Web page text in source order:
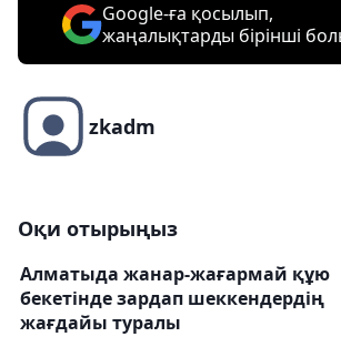
Google-ға қосылып,
жаңалықтарды бірінші
zkadm
Оқи отырыңыз
Алматыда жанар-жағармай құю
бекетінде зардап шеккендердің
жағдайы туралы